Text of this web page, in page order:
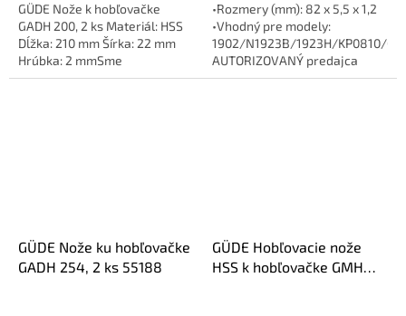
GÜDE Nože k hobľovačke
GADH 200, 2 ks Materiál: HSS
Dĺžka: 210 mm Šírka: 22 mm
Hrúbka: 2 mmSme
AUTORIZOVANÝ predajca
•Rozmery (mm): 82 x 5,5 x 1,2
•Vhodný pre modely:
1902/N1923B/1923H/KP0810/C/
AUTORIZOVANÝ predajca
značky
GÜDE Nože ku hobľovačke
GADH 254, 2 ks 55188
GÜDE Hobľovacie nože
HSS k hobľovačke GMH